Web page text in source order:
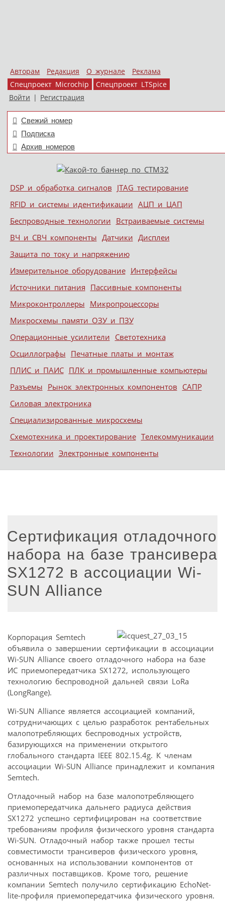
Авторам Редакция О журнале
Реклама
Спецпроект Microchip
Спецпроект LTSpice
Войти | Регистрация
Свежий номер
Подписка
Архив номеров
Меню
Skip to content
DSP и обработка сигналов JTAG тестирование
RFID и системы идентификации АЦП и ЦАП
Беспроводные технологии Встраиваемые системы
ВЧ и СВЧ компоненты Датчики Дисплеи
Защита по току и напряжению
Измерительное оборудование Интерфейсы
Источники питания Пассивные компоненты
Микроконтроллеры Микропроцессоры
Микросхемы памяти ОЗУ и ПЗУ
Операционные усилители Светотехника
Осциллографы Печатные платы и монтаж
ПЛИС и ПАИС ПЛК и промышленные компьютеры
Разъемы Рынок электронных компонентов САПР
Силовая электроника
Специализированные микросхемы
Схемотехника и проектирование Телекоммуникации
Технологии Электронные компоненты
Сертификация отладочного
набора на базе трансивера
SX1272 в ассоциации Wi-
SUN Alliance
Корпорация Semtech
объявила о завершении сертификации в ассоциации
Wi-SUN Alliance своего отладочного набора на базе
ИС приемопередатчика SX1272, использующего
технологию беспроводной дальней связи LoRa
(LongRange).
Wi-SUN Alliance является ассоциацией компаний,
сотрудничающих с целью разработок рентабельных
малопотребляющих беспроводных устройств,
базирующихся на применении открытого
глобального стандарта IEEE 802.15.4g. К членам
ассоциации Wi-SUN Alliance принадлежит и компания
Semtech.
Отладочный набор на базе малопотребляющего
приемопередатчика дальнего радиуса действия
SX1272 успешно сертифицирован на соответствие
требованиям профиля физического уровня стандарта
Wi-SUN. Отладочный набор также прошел тесты
совместимости трансиверов физического уровня,
основанных на использовании компонентов от
различных поставщиков. Кроме того, решение
компании Semtech получило сертификацию EchoNet-
lite-профиля приемопередатчика физического уровня.